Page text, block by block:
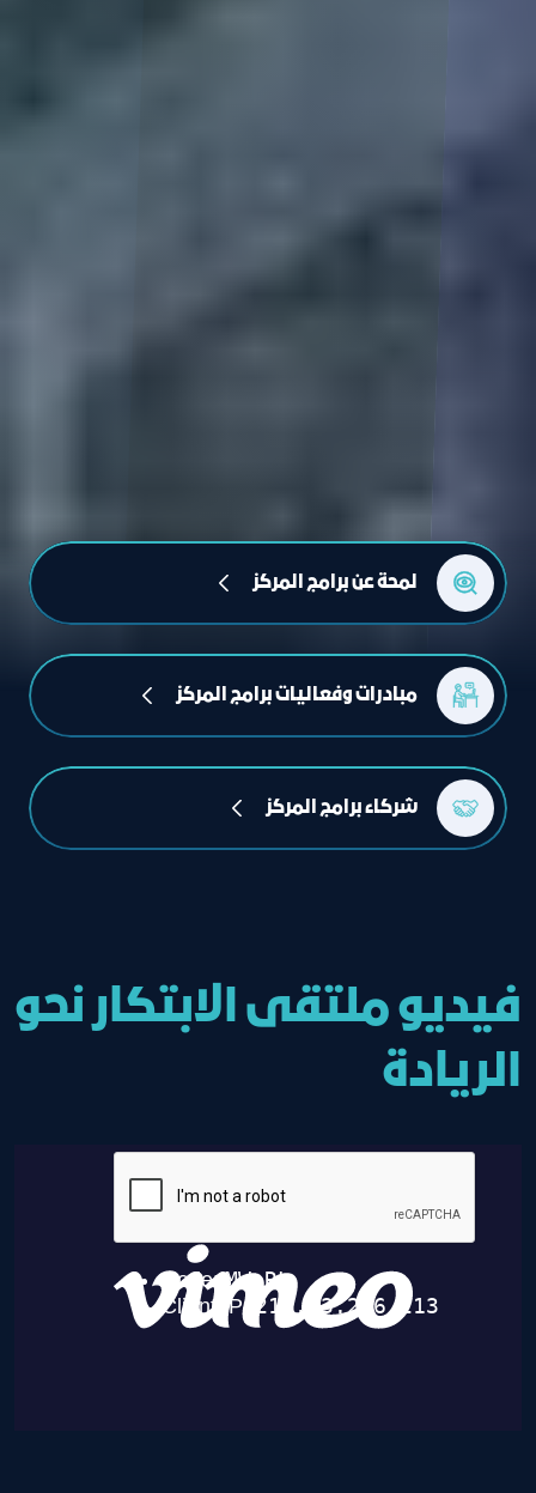
لمحة عن برامج المركز
مبادرات وفعاليات برامج المركز
شركاء برامج المركز
فيديو ملتقى الابتكار نحو
الريادة